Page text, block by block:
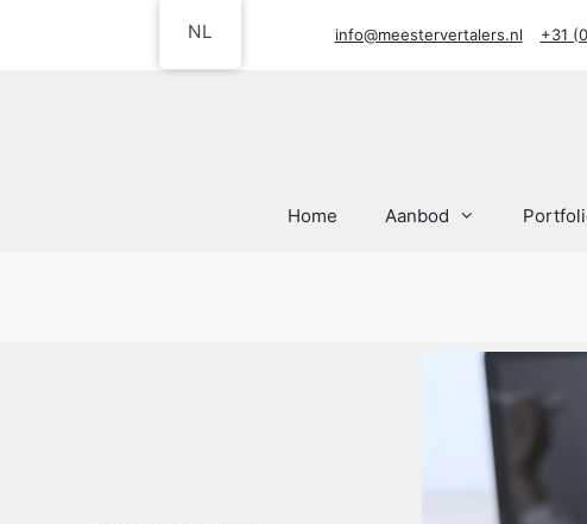
info@meestervertalers.nl +31
Home Aanbod
NL